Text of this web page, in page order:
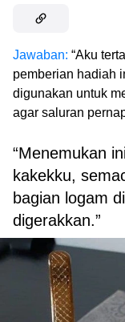
Jawaban: “Aku
pemberian hadiah
digunakan untuk
agar saluran
“Menemukan
kakekku,
bagian logam
digerakkan.”